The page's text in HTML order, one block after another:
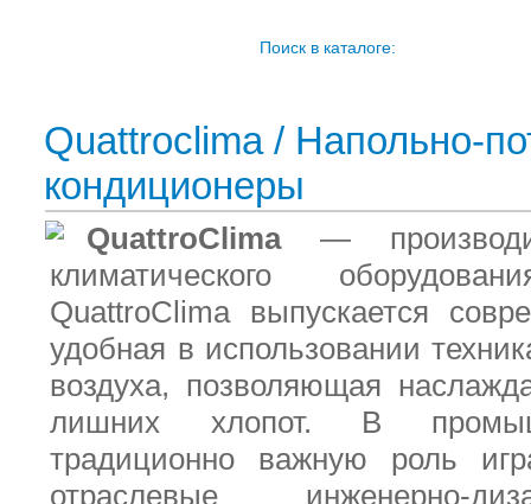
Поиск в каталоге:
Quattroclima/ Напольно-
кондиционеры
QuattroClima—
климатического
QuattroClima выпускается
удобная в использовании
воздуха, позволяющая
лишних хлопот. В
традиционно важную роль
отраслевые инженерно-